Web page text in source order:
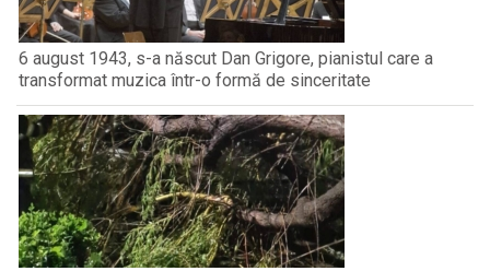
6 august 1943, s-a născut Dan Grigore, pianistul care a
transformat muzica într-o formă de sinceritate